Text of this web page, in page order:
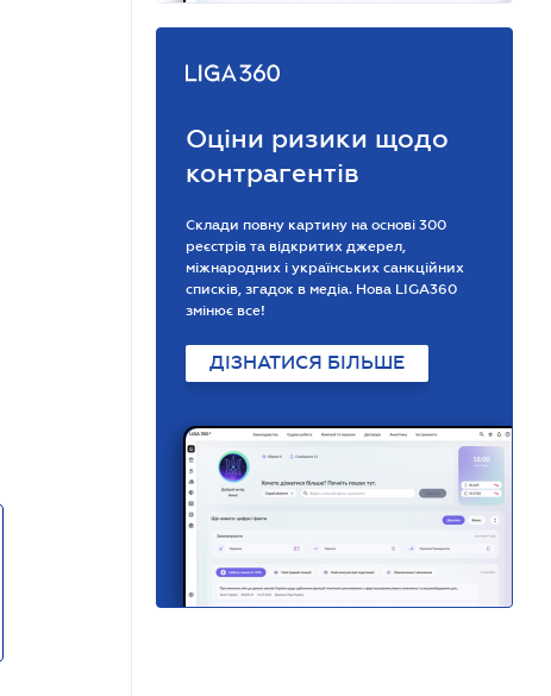
Оціни ризики щодо
контрагентів
Склади повну картину на основі 300
реєстрів та відкритих джерел,
міжнародних і українських санкційних
списків, згадок в медіа. Нова LIGA360
змінює все!
ДІЗНАТИСЯ БІЛЬШЕ